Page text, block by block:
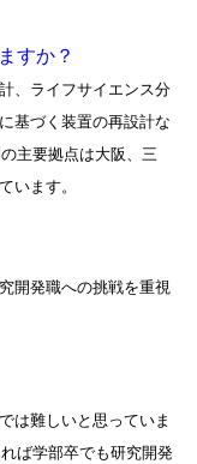
すか？
、ライフサイエンス分
基づく装置の再設計な
主要拠点は大阪、三
います。
開発職への挑戦を重視
は難しいと思っていま
ば学部卒でも研究開発